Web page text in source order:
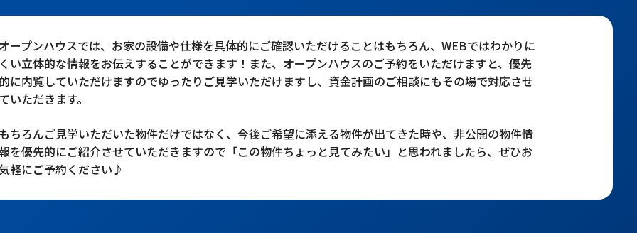
ープンハウスでは、お家の設備や仕様を具体的にご確認いただけることはもちろん、WEBではわかりに
い立体的な情報をお伝えすることができます！また、オープンハウスのご予約をいただけますと、優先
に内覧していただけますのでゆったりご見学いただけますし、資金計画のご相談にもその場で対応させ
いただきます。
ちろんご見学いただいた物件だけではなく、今後ご希望に添える物件が出てきた時や、非公開の物件情
を優先的にご紹介させていただきますので「この物件ちょっと見てみたい」と思われましたら、ぜひお
軽にご予約ください♪